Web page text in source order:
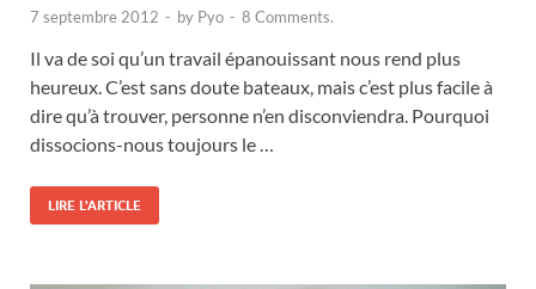
7 septembre 2012 - by Pyo - 8 Comments.
Il va de soi qu’un travail épanouissant nous rend plus
heureux. C’est sans doute bateaux, mais c’est plus facile à
dire qu’à trouver, personne n’en disconviendra. Pourquoi
dissocions-nous toujours le …
LIRE L'ARTICLE